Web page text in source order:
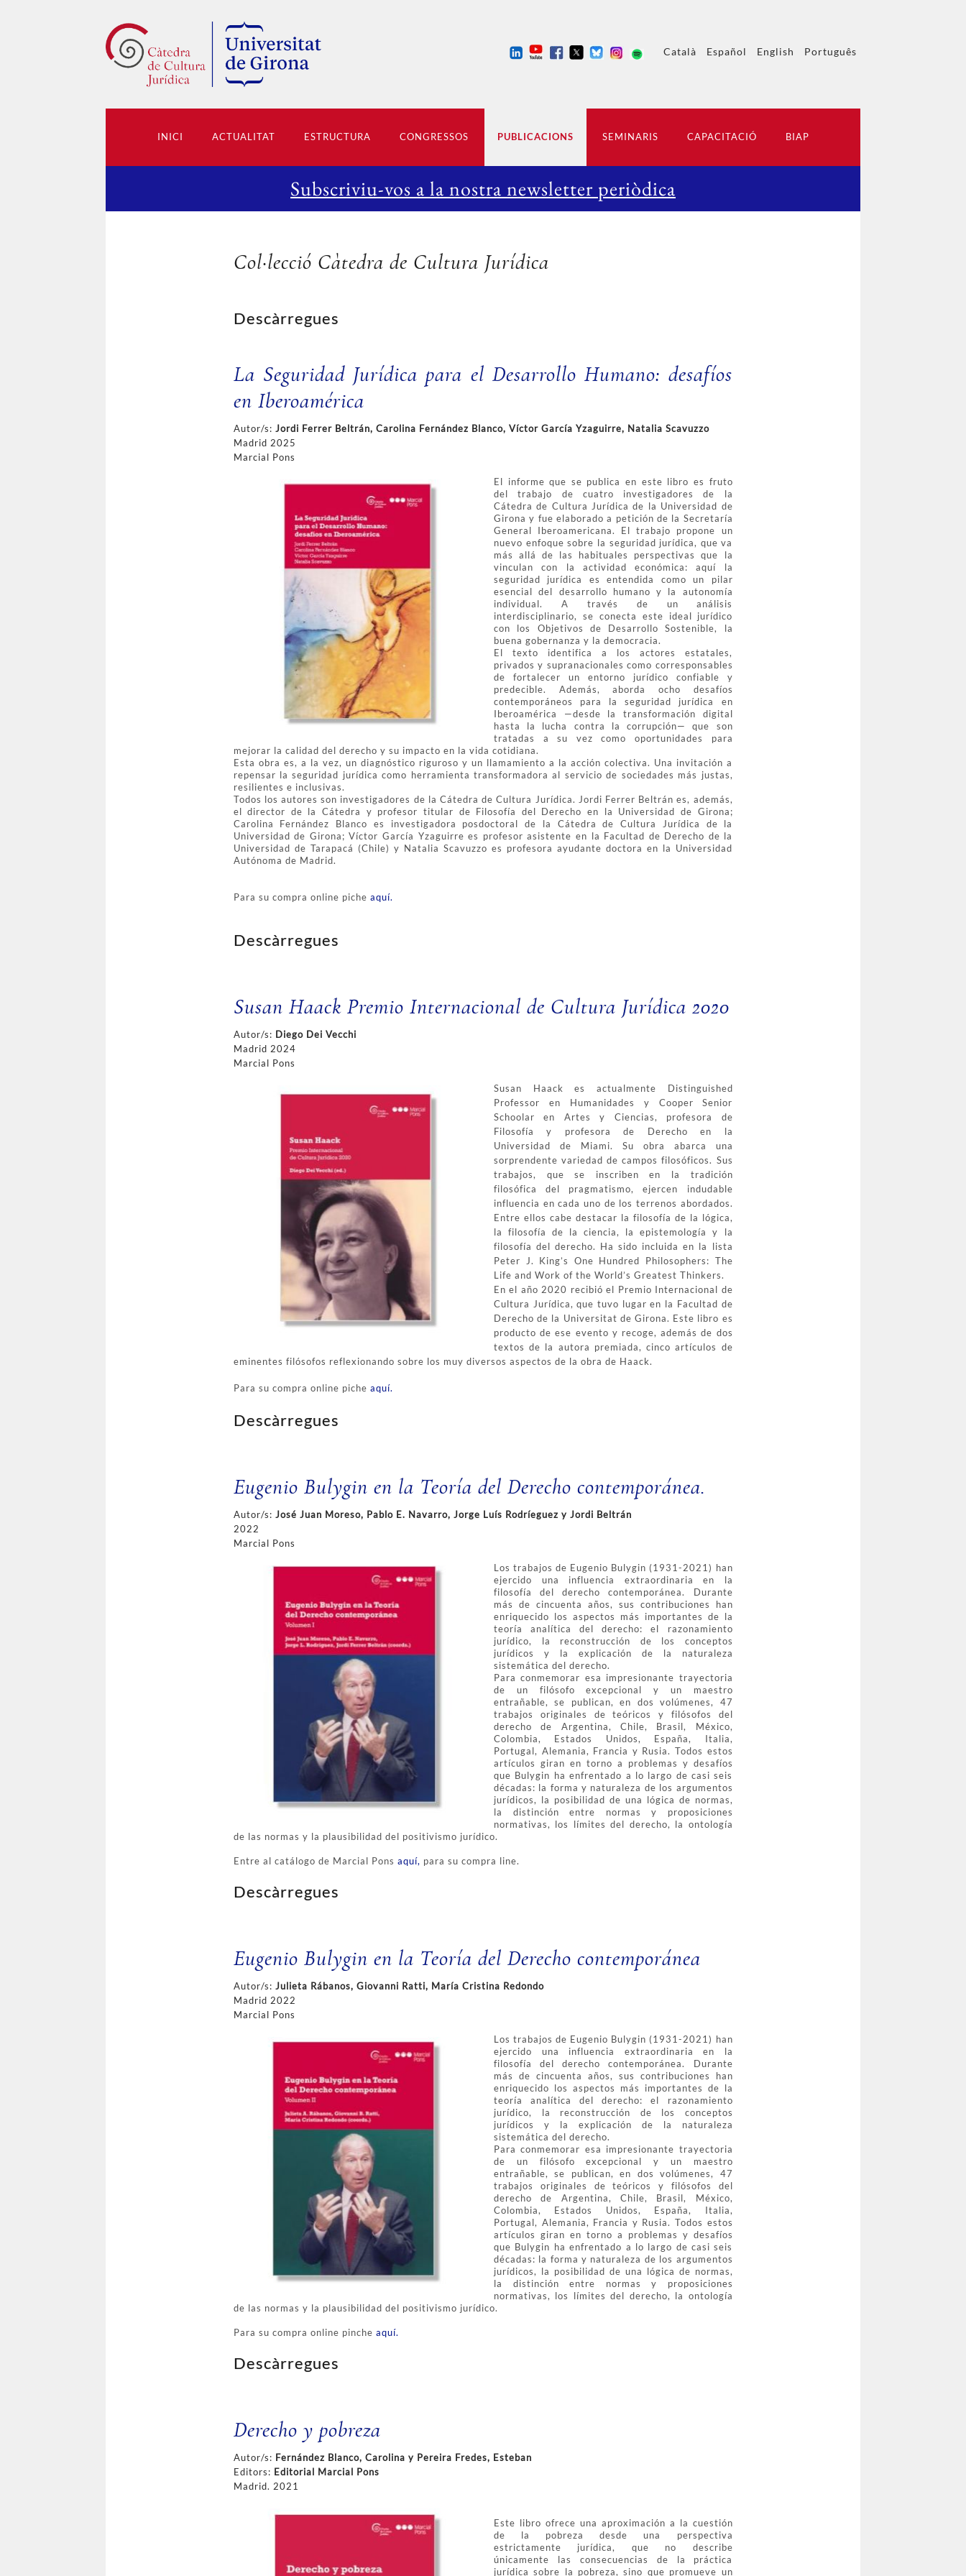
Català Español English Português
INICI ACTUALITAT ESTRUCTURA CONGRESSOS PUBLICACIONS SEMINARIS CAPACITACIÓ BIAP
Subscriviu-vos a la nostra newsletter periòdica
Col·lecció Càtedra de Cultura Jurídica
Descàrregues
La Seguridad Jurídica para el Desarrollo Humano: desafíos
en Iberoamérica
Autor/s: Jordi Ferrer Beltrán, Carolina Fernández Blanco, Víctor García Yzaguirre, Natalia Scavuzzo
Madrid 2025
Marcial Pons
El informe que se publica en este libro es fruto
del trabajo de cuatro investigadores de la
Cátedra de Cultura Jurídica de la Universidad de
Girona y fue elaborado a petición de la Secretaría
General Iberoamericana. El trabajo propone un
nuevo enfoque sobre la seguridad jurídica, que va
más allá de las habituales perspectivas que la
vinculan con la actividad económica: aquí la
seguridad jurídica es entendida como un pilar
esencial del desarrollo humano y la autonomía
individual. A través de un análisis
interdisciplinario, se conecta este ideal jurídico
con los Objetivos de Desarrollo Sostenible, la
buena gobernanza y la democracia.
El texto identifica a los actores estatales,
privados y supranacionales como corresponsables
de fortalecer un entorno jurídico confiable y
predecible. Además, aborda ocho desafíos
contemporáneos para la seguridad jurídica en
Iberoamérica —desde la transformación digital
hasta la lucha contra la corrupción— que son
tratadas a su vez como oportunidades para
mejorar la calidad del derecho y su impacto en la vida cotidiana.
Esta obra es, a la vez, un diagnóstico riguroso y un llamamiento a la acción colectiva. Una invitación a
repensar la seguridad jurídica como herramienta transformadora al servicio de sociedades más justas,
resilientes e inclusivas.
Todos los autores son investigadores de la Cátedra de Cultura Jurídica. Jordi Ferrer Beltrán es, además,
el director de la Cátedra y profesor titular de Filosofía del Derecho en la Universidad de Girona;
Carolina Fernández Blanco es investigadora posdoctoral de la Cátedra de Cultura Jurídica de la
Universidad de Girona; Víctor García Yzaguirre es profesor asistente en la Facultad de Derecho de la
Universidad de Tarapacá (Chile) y Natalia Scavuzzo es profesora ayudante doctora en la Universidad
Autónoma de Madrid.
Para su compra online piche aquí.
Descàrregues
Susan Haack Premio Internacional de Cultura Jurídica 2020
Autor/s: Diego Dei Vecchi
Madrid 2024
Marcial Pons
Susan Haack es actualmente Distinguished
Professor en Humanidades y Cooper Senior
Schoolar en Artes y Ciencias, profesora de
Filosofía y profesora de Derecho en la
Universidad de Miami. Su obra abarca una
sorprendente variedad de campos filosóficos. Sus
trabajos, que se inscriben en la tradición
filosófica del pragmatismo, ejercen indudable
influencia en cada uno de los terrenos abordados.
Entre ellos cabe destacar la filosofía de la lógica,
la filosofía de la ciencia, la epistemología y la
filosofía del derecho. Ha sido incluida en la lista
Peter J. King’s One Hundred Philosophers: The
Life and Work of the World’s Greatest Thinkers.
En el año 2020 recibió el Premio Internacional de
Cultura Jurídica, que tuvo lugar en la Facultad de
Derecho de la Universitat de Girona. Este libro es
producto de ese evento y recoge, además de dos
textos de la autora premiada, cinco artículos de
eminentes filósofos reflexionando sobre los muy diversos aspectos de la obra de Haack.
Para su compra online piche aquí.
Descàrregues
Eugenio Bulygin en la Teoría del Derecho contemporánea.
Autor/s: José Juan Moreso, Pablo E. Navarro, Jorge Luís Rodríeguez y Jordi Beltrán
2022
Marcial Pons
Los trabajos de Eugenio Bulygin (1931-2021) han
ejercido una influencia extraordinaria en la
filosofía del derecho contemporánea. Durante
más de cincuenta años, sus contribuciones han
enriquecido los aspectos más importantes de la
teoría analítica del derecho: el razonamiento
jurídico, la reconstrucción de los conceptos
jurídicos y la explicación de la naturaleza
sistemática del derecho.
Para conmemorar esa impresionante trayectoria
de un filósofo excepcional y un maestro
entrañable, se publican, en dos volúmenes, 47
trabajos originales de teóricos y filósofos del
derecho de Argentina, Chile, Brasil, México,
Colombia, Estados Unidos, España, Italia,
Portugal, Alemania, Francia y Rusia. Todos estos
artículos giran en torno a problemas y desafíos
que Bulygin ha enfrentado a lo largo de casi seis
décadas: la forma y naturaleza de los argumentos
jurídicos, la posibilidad de una lógica de normas,
la distinción entre normas y proposiciones
normativas, los límites del derecho, la ontología
de las normas y la plausibilidad del positivismo jurídico.
Entre al catálogo de Marcial Pons aquí, para su compra line.
Descàrregues
Eugenio Bulygin en la Teoría del Derecho contemporánea
Autor/s: Julieta Rábanos, Giovanni Ratti, María Cristina Redondo
Madrid 2022
Marcial Pons
Los trabajos de Eugenio Bulygin (1931-2021) han
ejercido una influencia extraordinaria en la
filosofía del derecho contemporánea. Durante
más de cincuenta años, sus contribuciones han
enriquecido los aspectos más importantes de la
teoría analítica del derecho: el razonamiento
jurídico, la reconstrucción de los conceptos
jurídicos y la explicación de la naturaleza
sistemática del derecho.
Para conmemorar esa impresionante trayectoria
de un filósofo excepcional y un maestro
entrañable, se publican, en dos volúmenes, 47
trabajos originales de teóricos y filósofos del
derecho de Argentina, Chile, Brasil, México,
Colombia, Estados Unidos, España, Italia,
Portugal, Alemania, Francia y Rusia. Todos estos
artículos giran en torno a problemas y desafíos
que Bulygin ha enfrentado a lo largo de casi seis
décadas: la forma y naturaleza de los argumentos
jurídicos, la posibilidad de una lógica de normas,
la distinción entre normas y proposiciones
normativas, los límites del derecho, la ontología
de las normas y la plausibilidad del positivismo jurídico.
Para su compra online pinche aquí.
Descàrregues
Derecho y pobreza
Autor/s: Fernández Blanco, Carolina y Pereira Fredes, Esteban
Editors: Editorial Marcial Pons
Madrid. 2021
Este libro ofrece una aproximación a la cuestión
de la pobreza desde una perspectiva
estrictamente jurídica, que no describe
únicamente las consecuencias de la práctica
jurídica sobre la pobreza, sino que promueve un